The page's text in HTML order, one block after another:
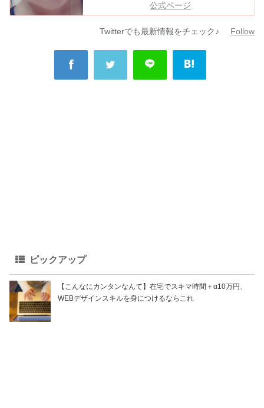
公式ページ
Twitterでも最新情報をチェック♪ Follow
ピックアップ
【こんなにカンタンなんて】在宅でスキマ時間＋α10万円、
WEBデザインスキルを身につけるならこれ